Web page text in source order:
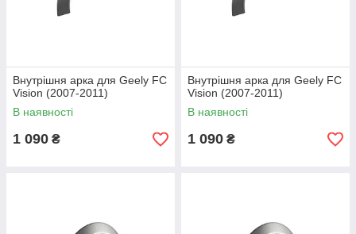
Внутрішня арка для Geely FC
Vision (2007-2011)
В наявності
1 090 ₴
Внутрішня арка для Geely FC
Vision (2007-2011)
В наявності
1 090 ₴